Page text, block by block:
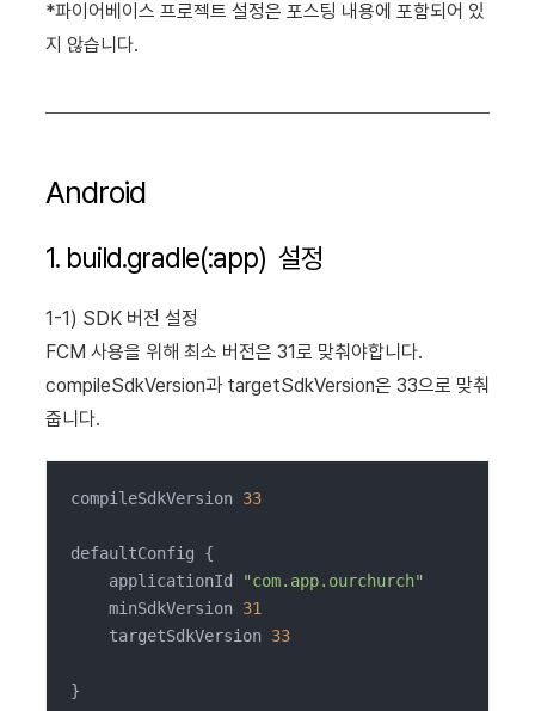
*파이어베이스 프로젝트 설정은 포스팅 내용에 포함되어 있
지 않습니다.
Android
1. build.gradle(:app) 설정
1-1) SDK 버전 설정
FCM 사용을 위해 최소 버전은 31로 맞춰야합니다.
compileSdkVersion과 targetSdkVersion은 33으로 맞춰
줍니다.
compileSdkVersion 33
defaultConfig {
    applicationId
"com.app.ourchurch"
    minSdkVersion
31
    targetSdkVersion
33
}